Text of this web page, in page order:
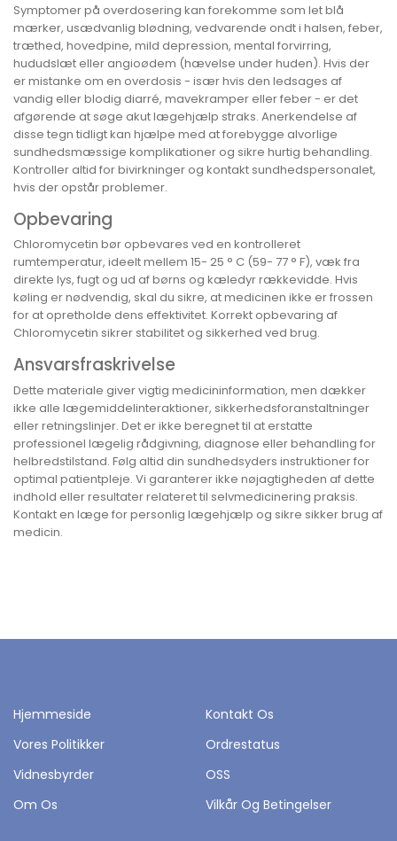
Symptomer på overdosering kan forekomme som let blå
mærker, usædvanlig blødning, vedvarende ondt i halsen, feber,
træthed, hovedpine, mild depression, mental forvirring,
hududslæt eller angioødem (hævelse under huden). Hvis der
er mistanke om en overdosis - især hvis den ledsages af
vandig eller blodig diarré, mavekramper eller feber - er det
afgørende at søge akut lægehjælp straks. Anerkendelse af
disse tegn tidligt kan hjælpe med at forebygge alvorlige
sundhedsmæssige komplikationer og sikre hurtig behandling.
Kontroller altid for bivirkninger og kontakt sundhedspersonalet,
hvis der opstår problemer.
Opbevaring
Chloromycetin bør opbevares ved en kontrolleret
rumtemperatur, ideelt mellem 15- 25 ° C (59- 77 ° F), væk fra
direkte lys, fugt og ud af børns og kæledyr rækkevidde. Hvis
køling er nødvendig, skal du sikre, at medicinen ikke er frossen
for at opretholde dens effektivitet. Korrekt opbevaring af
Chloromycetin sikrer stabilitet og sikkerhed ved brug.
Ansvarsfraskrivelse
Dette materiale giver vigtig medicininformation, men dækker
ikke alle lægemiddelinteraktioner, sikkerhedsforanstaltninger
eller retningslinjer. Det er ikke beregnet til at erstatte
professionel lægelig rådgivning, diagnose eller behandling for
helbredstilstand. Følg altid din sundhedsyders instruktioner for
optimal patientpleje. Vi garanterer ikke nøjagtigheden af dette
indhold eller resultater relateret til selvmedicinering praksis.
Kontakt en læge for personlig lægehjælp og sikre sikker brug af
medicin.
Hjemmeside
Kontakt Os
Vores Politikker
Ordrestatus
Vidnesbyrder
OSS
Om Os
Vilkår Og Betingelser